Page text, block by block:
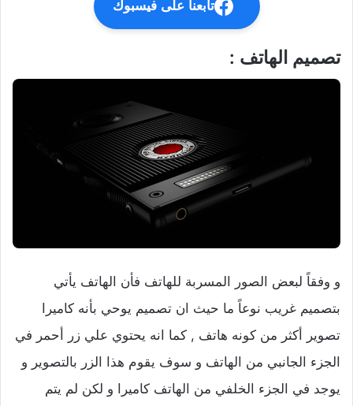
تابعنا على فيسبوك
تصميم الهاتف :
و وفقاً لبعض الصور المسربة للهاتف فأن الهاتف يأتي
بتصميم غريب نوعاً ما حيث ان تصميم يوحي بأنه كاميرا
تصوير أكثر من كونه هاتف , كما انه يحتوي علي زر أحمر في
الجزء الجانبي من الهاتف و سوف يقوم هذا الزر بالتصوير و
يوجد في الجزء الخلفي من الهاتف كاميرا و لكن لم يتم